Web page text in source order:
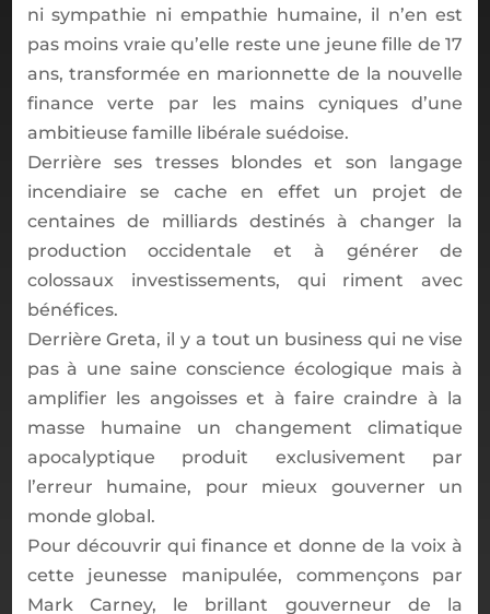
ni sympathie ni empathie humaine, il n’en est
pas moins vraie qu’elle reste une jeune fille de 17
ans, transformée en marionnette de la nouvelle
finance verte par les mains cyniques d’une
ambitieuse famille libérale suédoise.
Derrière ses tresses blondes et son langage
incendiaire se cache en effet un projet de
centaines de milliards destinés à changer la
production occidentale et à générer de
colossaux investissements, qui riment avec
bénéfices.
Derrière Greta, il y a tout un business qui ne vise
pas à une saine conscience écologique mais à
amplifier les angoisses et à faire craindre à la
masse humaine un changement climatique
apocalyptique produit exclusivement par
l’erreur humaine, pour mieux gouverner un
monde global.
Pour découvrir qui finance et donne de la voix à
cette jeunesse manipulée, commençons par
Mark Carney, le brillant gouverneur de la